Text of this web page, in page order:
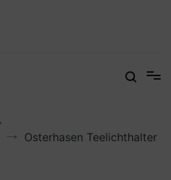
Osterhasen Teelichthalter